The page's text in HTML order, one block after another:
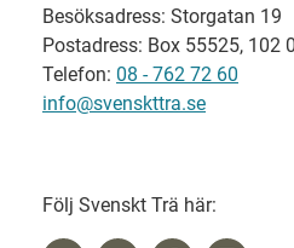
Besöksadress: Storgatan 19
Postadress: Box 55525, 102
Telefon: 08 - 762 72 60
info@svenskttra.se
Följ Svenskt Trä här: